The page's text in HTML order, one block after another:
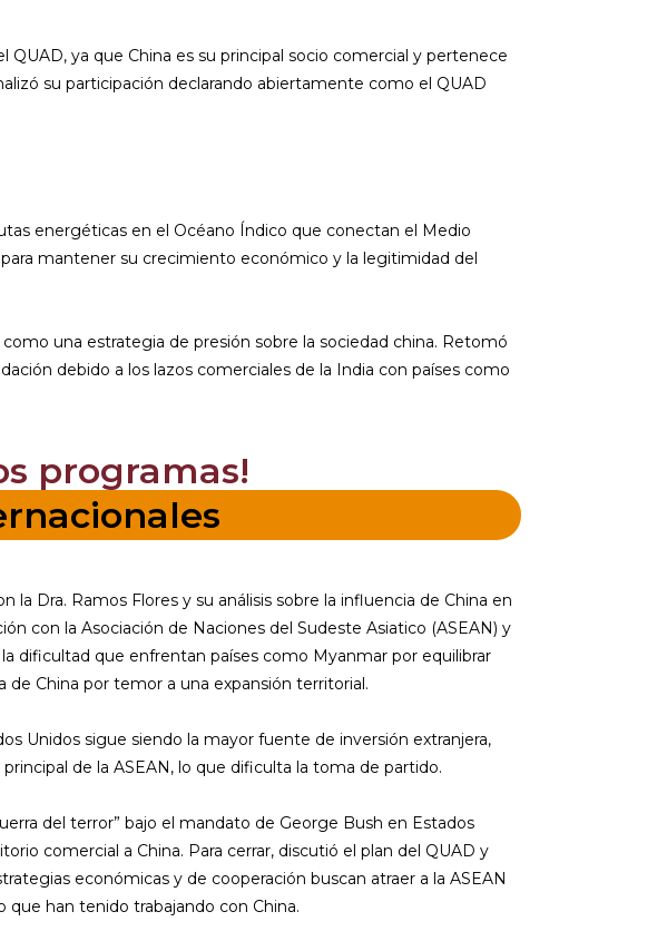
ya que China es su principal socio comercial y pertenece
su participación declarando abiertamente como el QUAD
energéticas en el Océano Índico que conectan el Medio
mantener su crecimiento económico y la legitimidad del
una estrategia de presión sobre la sociedad china. Retomó
debido a los lazos comerciales de la India con países como
programas!
la Dra. Ramos Flores y su análisis sobre la influencia de China en
con la Asociación de Naciones del Sudeste Asiatico (ASEAN) y
dificultad que enfrentan países como Myanmar por equilibrar
de China por temor a una expansión territorial.
Unidos sigue siendo la mayor fuente de inversión extranjera,
de la ASEAN, lo que dificulta la toma de partido.
del terror” bajo el mandato de George Bush en Estados
comercial a China. Para cerrar, discutió el plan del QUAD y
económicas y de cooperación buscan atraer a la ASEAN
que han tenido trabajando con China.